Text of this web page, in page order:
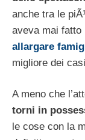
anche tra le
aveva mai fatto
allargare
migliore dei
A meno che
torni in
le cose con la